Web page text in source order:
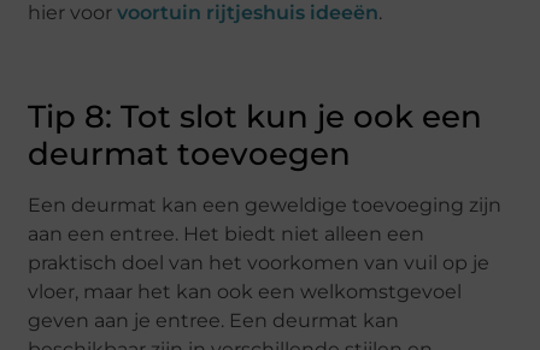
hier voorvoortuin rijtjeshuis ideeën.
Tip 8: Tot slot kun je ook een
deurmat toevoegen
Een deurmat kan een geweldige toevoeging zijn
aan een entree. Het biedt niet alleen een
praktisch doel van het voorkomen van vuil op je
vloer, maar het kan ook een welkomstgevoel
geven aan je entree. Een deurmat kan